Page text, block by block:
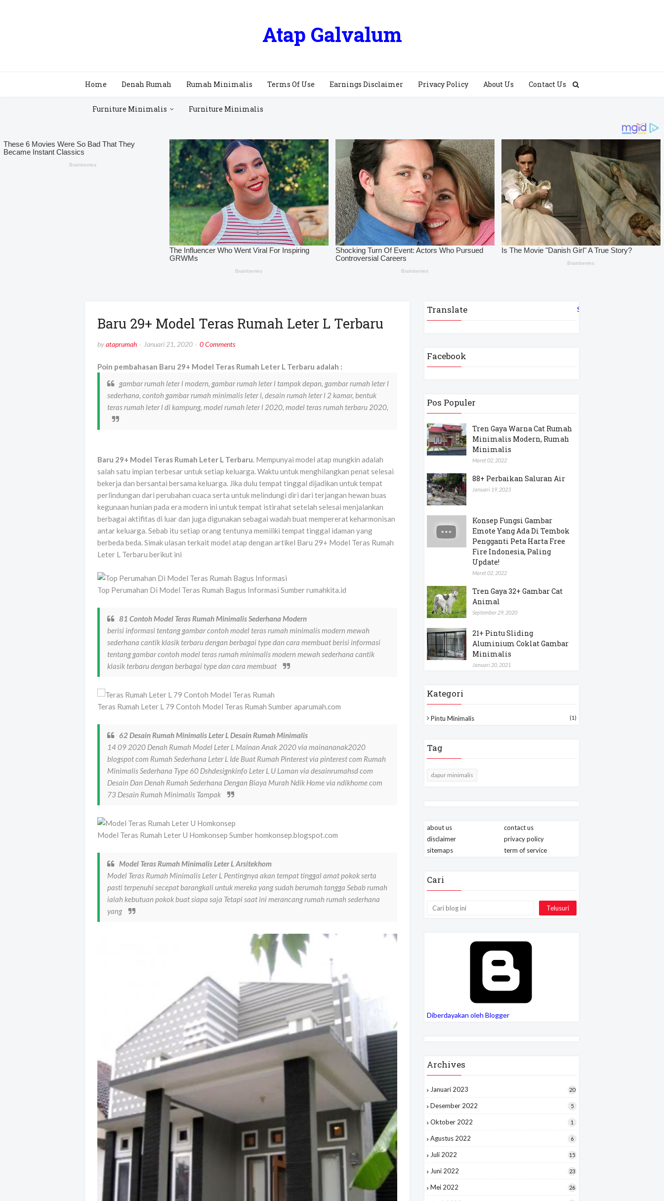
Atap Galvalum
Home Denah Rumah Rumah Minimalis Terms Of Use Earnings Disclaimer Privacy Policy About Us Contact Us
Furniture Minimalis Furniture Minimalis
Baru 29+ Model Teras Rumah Leter L Terbaru
byataprumah Januari 21, 2020 0 Comments
Poin pembahasan Baru 29+ Model Teras Rumah Leter L Terbaru adalah :
gambar rumah leter l modern, gambar rumah leter l tampak depan, gambar rumah leter l
sederhana, contoh gambar rumah minimalis leter l, desain rumah leter l 2 kamar, bentuk
teras rumah leter l di kampung, model rumah leter l 2020, model teras rumah terbaru 2020,
Baru 29+ Model Teras Rumah Leter L Terbaru. Mempunyai model atap mungkin adalah
salah satu impian terbesar untuk setiap keluarga. Waktu untuk menghilangkan penat selesai
bekerja dan bersantai bersama keluarga. Jika dulu tempat tinggal dijadikan untuk tempat
perlindungan dari perubahan cuaca serta untuk melindungi diri dari terjangan hewan buas
kegunaan hunian pada era modern ini untuk tempat istirahat setelah selesai menjalankan
berbagai aktifitas di luar dan juga digunakan sebagai wadah buat mempererat keharmonisan
antar keluarga. Sebab itu setiap orang tentunya memiliki tempat tinggal idaman yang
berbeda beda. Simak ulasan terkait model atap dengan artikel Baru 29+ Model Teras Rumah
Leter L Terbaru berikut ini
Top Perumahan Di Model Teras Rumah Bagus Informasi Sumber rumahkita.id
81 Contoh Model Teras Rumah Minimalis Sederhana Modern
berisi informasi tentang gambar contoh model teras rumah minimalis modern mewah
sederhana cantik klasik terbaru dengan berbagai type dan cara membuat berisi informasi
tentang gambar contoh model teras rumah minimalis modern mewah sederhana cantik
klasik terbaru dengan berbagai type dan cara membuat
Teras Rumah Leter L 79 Contoh Model Teras Rumah Sumber aparumah.com
62 Desain Rumah Minimalis Leter L Desain Rumah Minimalis
14 09 2020 Denah Rumah Model Leter L Mainan Anak 2020 via mainananak2020
blogspot com Rumah Sederhana Leter L Ide Buat Rumah Pinterest via pinterest com Rumah
Minimalis Sederhana Type 60 Dshdesignkinfo Leter L U Laman via desainrumahsd com
Desain Dan Denah Rumah Sederhana Dengan Biaya Murah Ndik Home via ndikhome com
73 Desain Rumah Minimalis Tampak
Model Teras Rumah Leter U Homkonsep Sumber homkonsep.blogspot.com
Model Teras Rumah Minimalis Leter L Arsitekhom
Model Teras Rumah Minimalis Leter L Pentingnya akan tempat tinggal amat pokok serta
pasti terpenuhi secepat barangkali untuk mereka yang sudah berumah tangga Sebab rumah
ialah kebutuan pokok buat siapa saja Tetapi saat ini merancang rumah rumah sederhana
yang
Translate Select Language
Facebook
Pos Populer
Tren Gaya Warna Cat Rumah
Minimalis Modern, Rumah
Minimalis
Maret 02, 2022
88+ Perbaikan Saluran Air
Januari 19, 2023
Konsep Fungsi Gambar
Emote Yang Ada Di Tembok
Pengganti Peta Harta Free
Fire Indonesia, Paling
Update!
Maret 02, 2022
Tren Gaya 32+ Gambar Cat
Animal
September 29, 2020
21+ Pintu Sliding
Aluminium Coklat Gambar
Minimalis
Januari 20, 2021
Kategori
Pintu Minimalis (1)
Tag
dapur minimalis
about us
contact us
disclaimer
privacy policy
sitemaps
term of service
Cari
Diberdayakan oleh Blogger
Archives
Januari 2023 20
Desember 2022 5
Oktober 2022 1
Agustus 2022 6
Juli 2022 15
Juni 2022 23
Mei 2022 26